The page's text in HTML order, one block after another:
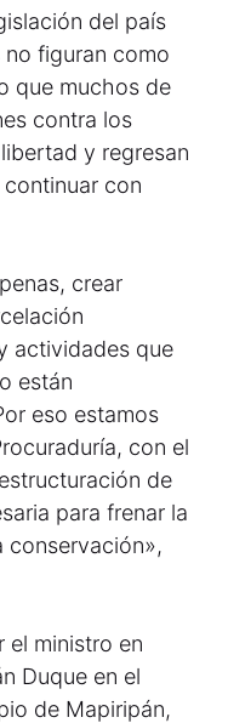
del país
figuran como
que muchos de
contra los
y regresan
con
crear
actividades que
están
eso estamos
con el
de
para frenar la
conservación»,
el ministro en
Duque en el
de Mapiripán,